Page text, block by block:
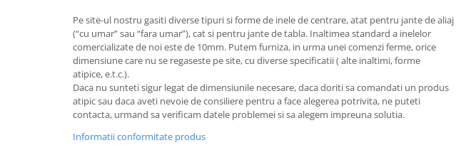
Pe site-ul nostru gasiti diverse tipuri si forme de inele de centrare, atat pentru jante de aliaj
(“cu umar” sau “fara umar”), cat si pentru jante de tabla. Inaltimea standard a inelelor
comercializate de noi este de 10mm. Putem furniza, in urma unei comenzi ferme, orice
dimensiune care nu se regaseste pe site, cu diverse specificatii ( alte inaltimi, forme
atipice, e.t.c.).
Daca nu sunteti sigur legat de dimensiunile necesare, daca doriti sa comandati un produs
atipic sau daca aveti nevoie de consiliere pentru a face alegerea potrivita, ne puteti
contacta, urmand sa verificam datele problemei si sa alegem impreuna solutia.
Informatii conformitate produs